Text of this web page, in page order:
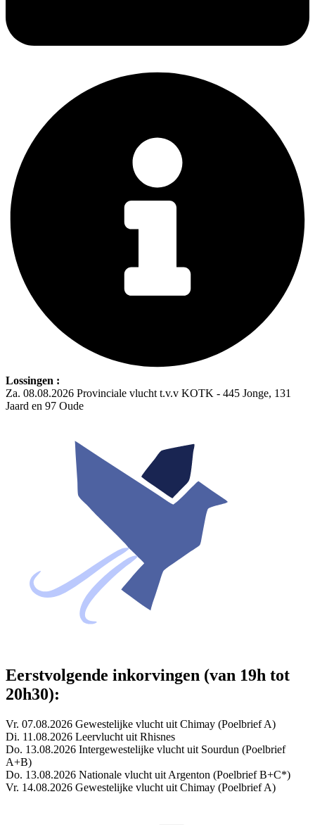
Lossingen :
Za. 08.08.2026 Provinciale vlucht t.v.v KOTK - 445 Jonge, 131
Jaard en 97 Oude
Eerstvolgende inkorvingen (van 19h tot
20h30):
Vr. 07.08.2026 Gewestelijke vlucht uit Chimay (Poelbrief A)
Di. 11.08.2026 Leervlucht uit Rhisnes
Do. 13.08.2026 Intergewestelijke vlucht uit Sourdun (Poelbrief
A+B)
Do. 13.08.2026 Nationale vlucht uit Argenton (Poelbrief B+C*)
Vr. 14.08.2026 Gewestelijke vlucht uit Chimay (Poelbrief A)